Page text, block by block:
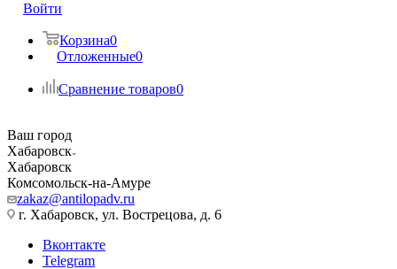
Войти
Корзина0
Отложенные0
Сравнение товаров0
Ваш город
Хабаровск
Хабаровск
Комсомольск-на-Амуре
zakaz@antilopadv.ru
г. Хабаровск, ул. Вострецова, д. 6
Вконтакте
Telegram